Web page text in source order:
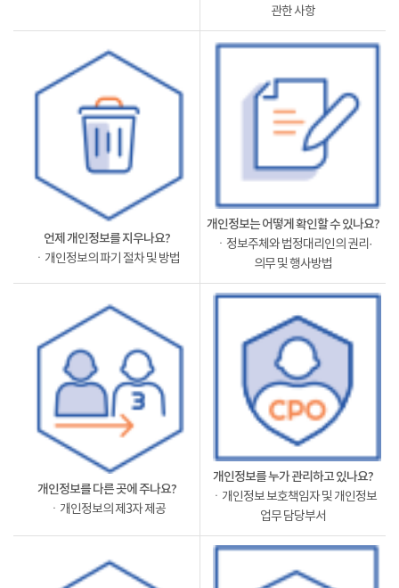
관한 사항
언제 개인정보를 지우나요?
ㆍ개인정보의 파기 절차 및 방법
개인정보는 어떻게 확인할 수 있나요?
ㆍ정보주체와 법정대리인의 권리·
의무 및 행사방법
개인정보를 다른 곳에 주나요?
ㆍ개인정보의 제3자 제공
개인정보를 누가 관리하고 있나요?
ㆍ개인정보 보호책임자 및 개인정보
업무 담당부서